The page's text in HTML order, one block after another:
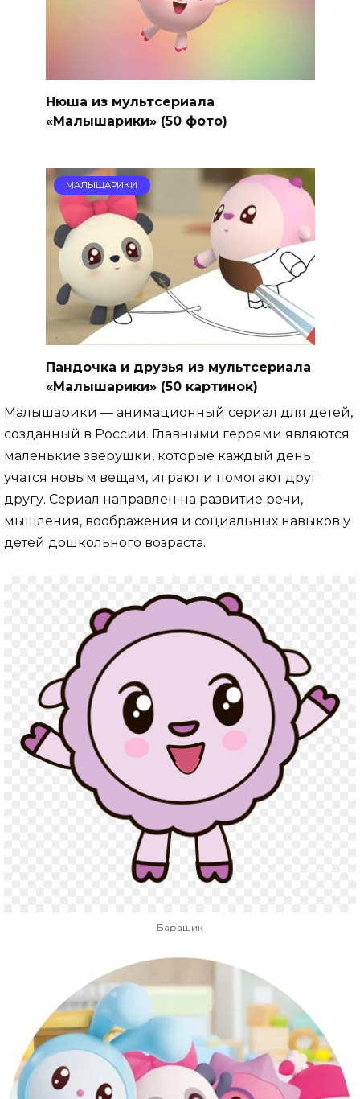
Нюша из мультсериала
«Малышарики» (50 фото)
МАЛЫШАРИКИ
Пандочка и друзья из мультсериала
«Малышарики» (50 картинок)
Малышарики — анимационный сериал для детей,
созданный в России. Главными героями являются
маленькие зверушки, которые каждый день
учатся новым вещам, играют и помогают друг
другу. Сериал направлен на развитие речи,
мышления, воображения и социальных навыков у
детей дошкольного возраста.
Барашик